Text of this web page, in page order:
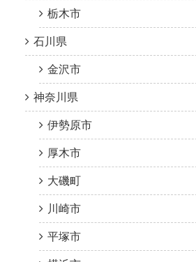
栃木市
石川県
金沢市
神奈川県
伊勢原市
厚木市
大磯町
川崎市
平塚市